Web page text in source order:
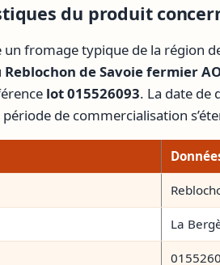
du produit
un fromage typique de la région
Reblochon de Savoie fermier
lot 015526093. La date de
période de commercialisation
La